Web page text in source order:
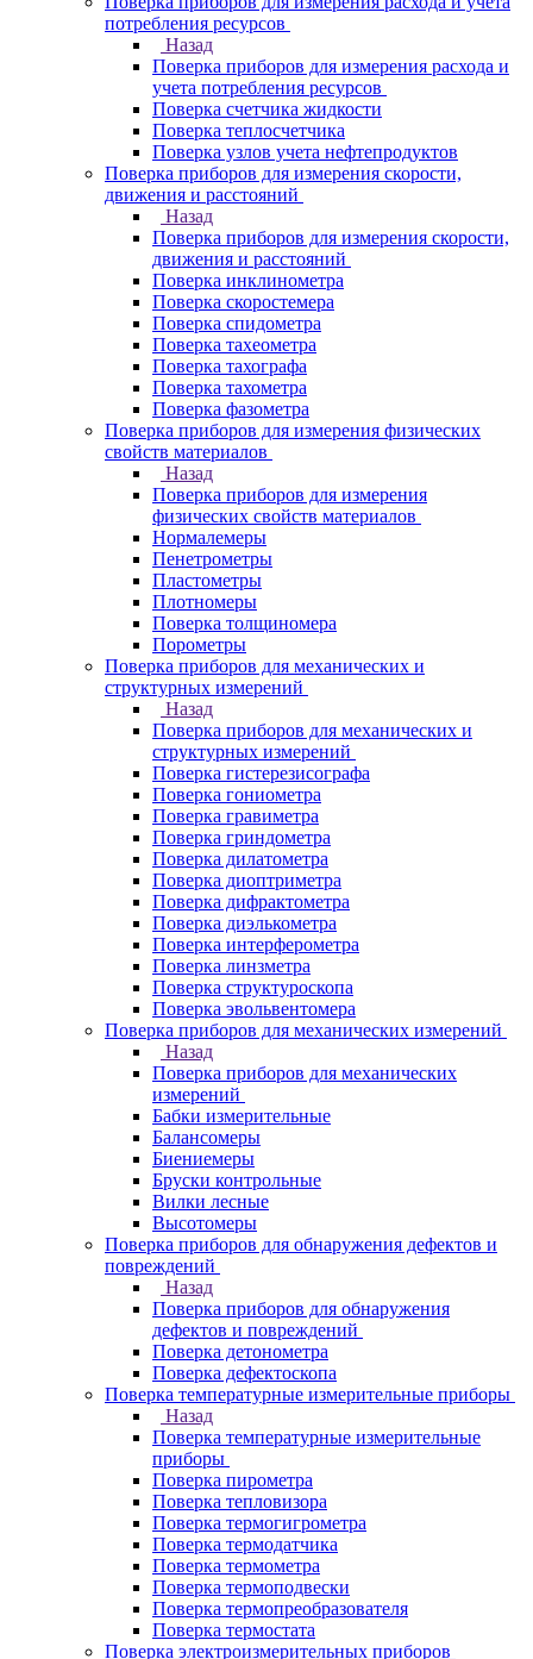
потребления ресурсов
Назад
Поверка приборов для измерения расхода и
учета потребления ресурсов
Поверка счетчика жидкости
Поверка теплосчетчика
Поверка узлов учета нефтепродуктов
Поверка приборов для измерения скорости,
движения и расстояний
Назад
Поверка приборов для измерения скорости,
движения и расстояний
Поверка инклинометра
Поверка скоростемера
Поверка спидометра
Поверка тахеометра
Поверка тахографа
Поверка тахометра
Поверка фазометра
Поверка приборов для измерения физических
свойств материалов
Назад
Поверка приборов для измерения
физических свойств материалов
Нормалемеры
Пенетрометры
Пластометры
Плотномеры
Поверка толщиномера
Порометры
Поверка приборов для механических и
структурных измерений
Назад
Поверка приборов для механических и
структурных измерений
Поверка гистерезисографа
Поверка гониометра
Поверка гравиметра
Поверка гриндометра
Поверка дилатометра
Поверка диоптриметра
Поверка дифрактометра
Поверка диэлькометра
Поверка интерферометра
Поверка линзметра
Поверка структуроскопа
Поверка эвольвентомера
Поверка приборов для механических измерений
Назад
Поверка приборов для механических
измерений
Бабки измерительные
Балансомеры
Биениемеры
Бруски контрольные
Вилки лесные
Высотомеры
Поверка приборов для обнаружения дефектов и
повреждений
Назад
Поверка приборов для обнаружения
дефектов и повреждений
Поверка детонометра
Поверка дефектоскопа
Поверка температурные измерительные приборы
Назад
Поверка температурные измерительные
приборы
Поверка пирометра
Поверка тепловизора
Поверка термогигрометра
Поверка термодатчика
Поверка термометра
Поверка термоподвески
Поверка термопреобразователя
Поверка термостата
Поверка электроизмерительных приборов